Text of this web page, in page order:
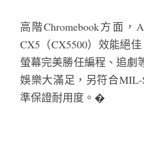
高階Chromebook方面，
CX5（CX5500）效能絕
螢幕完美勝任編程、追劇
娛樂大滿足，另符合MIL-
準保證耐用度。�